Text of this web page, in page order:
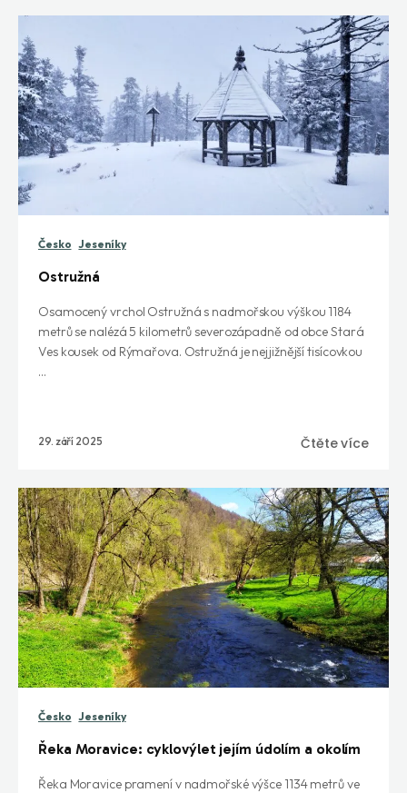
Česko Jeseníky
Ostružná
Osamocený vrchol Ostružná s nadmořskou výškou 1184
metrů se nalézá 5 kilometrů severozápadně od obce Stará
Ves kousek od Rýmařova. Ostružná je nejjižnější tisícovkou
...
29. září 2025 Čtěte více
Česko Jeseníky
Řeka Moravice: cyklovýlet jejím údolím a okolím
Řeka Moravice pramení v nadmořské výšce 1134 metrů ve